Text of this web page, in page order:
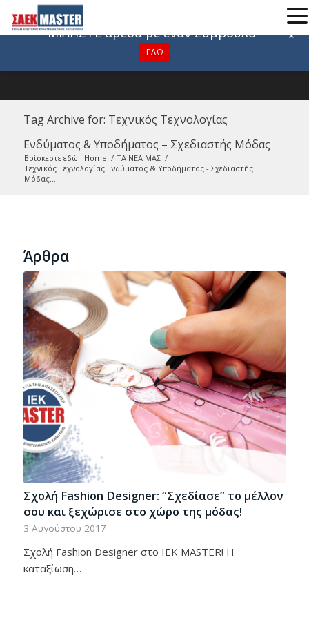
Tag Archive for: Τεχνικός Τεχνολογίας
Ενδύματος & Υποδήματος – Σχεδιαστής Μόδας
Βρίσκεστε εδώ: Home / ΤΑ ΝΕΑ ΜΑΣ /
Τεχνικός Τεχνολογίας Ενδύματος & Υποδήματος - Σχεδιαστής
Μόδας...
Άρθρα
Σχολή Fashion Designer: “Σχεδίασε” το μέλλον
σου και ξεχώρισε στο χώρο της μόδας!
3 Αυγούστου 2017
Σχολή Fashion Designer στο ΙΕΚ MASTER! Η
καταξίωση…
Για οποιαδήποτε πληροφορία
ΜΙΛΗΣΤΕ άμεσα με έναν Σύμβουλο
ΕΔΩ
+